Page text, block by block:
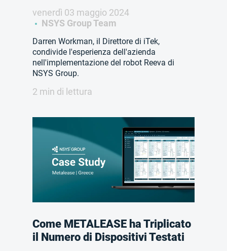
venerdì 03 maggio 2024
NSYS Group Team
Darren Workman, il Direttore di iTek,
condivide l'esperienza dell'azienda
nell'implementazione del robot Reeva di
NSYS Group.
2 min di lettura
Come METALEASE ha Triplicato
il Numero di Dispositivi Testati